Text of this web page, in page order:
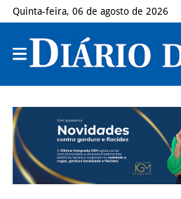
Quinta-feira, 06 de agosto de 2026